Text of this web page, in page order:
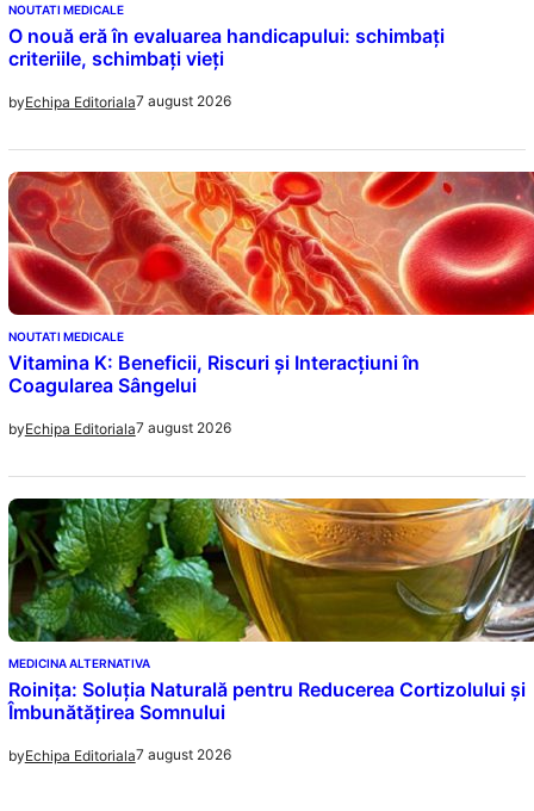
NOUTATI MEDICALE
O nouă eră în evaluarea handicapului: schimbați
criteriile, schimbați vieți
byEchipa Editoriala7 august 2026
NOUTATI MEDICALE
Vitamina K: Beneficii, Riscuri și Interacțiuni în
Coagularea Sângelui
byEchipa Editoriala7 august 2026
MEDICINA ALTERNATIVA
Roinița: Soluția Naturală pentru Reducerea Cortizolului și
Îmbunătățirea Somnului
byEchipa Editoriala7 august 2026